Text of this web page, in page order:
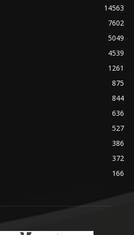
14563
7602
5049
4539
1261
875
844
636
527
386
372
166